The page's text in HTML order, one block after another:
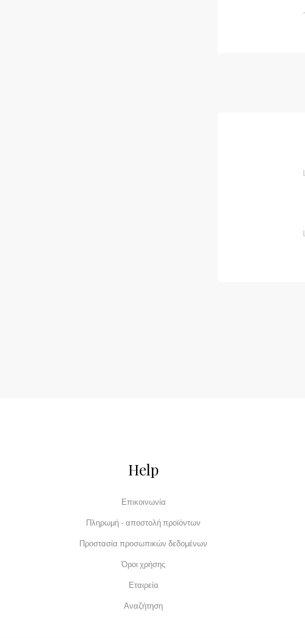
Help
Επικοινωνία
Πληρωμή - αποστολή προϊόντων
Προστασία προσωπικών δεδομένων
Όροι χρήσης
Εταιρεία
Αναζήτηση